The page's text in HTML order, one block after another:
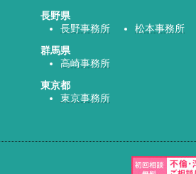
長野県
長野事務所
松本事務所
群馬県
高崎事務所
東京都
東京事務所